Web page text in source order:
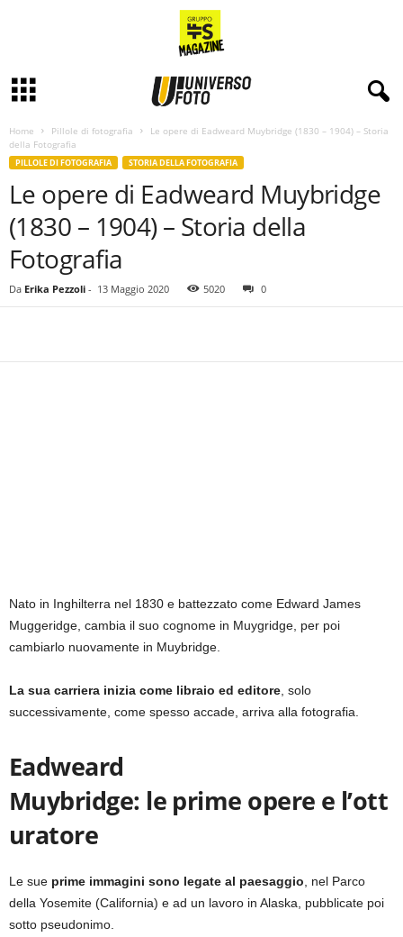
Home Pillole di fotografia
Le opere di Eadweard Muybridge (1830 – 1904) – Storia
della Fotografia
PILLOLE DI FOTOGRAFIA STORIA DELLA FOTOGRAFIA
Le opere di Eadweard Muybridge
(1830 – 1904) – Storia della
Fotografia
Da Erika Pezzoli - 13 Maggio 2020 5020 0
Nato in Inghilterra nel 1830 e battezzato come Edward James
Muggeridge, cambia il suo cognome in Muygridge, per poi
cambiarlo nuovamente in Muybridge.
La sua carriera inizia come libraio ed editore , solo
successivamente, come spesso accade, arriva alla fotografia.
Eadweard
Muybridge: le prime opere e l’ott
uratore
Le sue prime immagini sono legate al paesaggio , nel Parco
della Yosemite (California) e ad un lavoro in Alaska, pubblicate poi
sotto pseudonimo.